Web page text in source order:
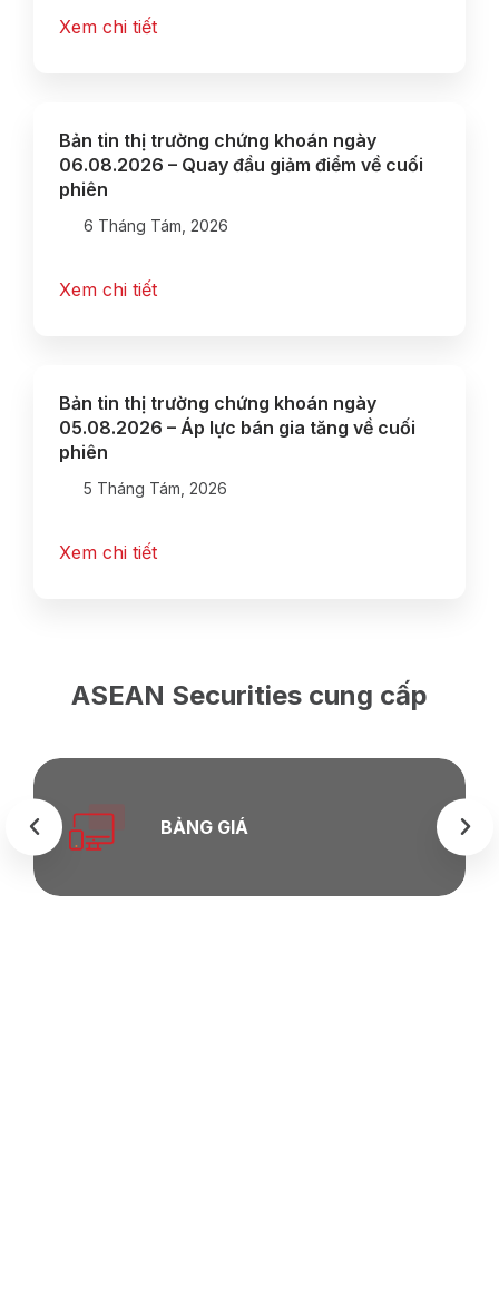
Xem chi tiết
Bản tin thị trường chứng khoán ngày
06.08.2026 – Quay đầu giảm điểm về cuối
phiên
6 Tháng Tám, 2026
Xem chi tiết
Bản tin thị trường chứng khoán ngày
05.08.2026 – Áp lực bán gia tăng về cuối
phiên
5 Tháng Tám, 2026
Xem chi tiết
ASEAN Securities cung cấp
BẢNG GIÁ